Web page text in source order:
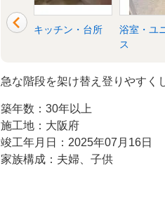
キッチン・台所
浴室・ユ
ス
急な階段を架け替え登りやすく
築年数：30年以上
施工地：大阪府
竣工年月日：2025年07月16日
家族構成：夫婦、子供